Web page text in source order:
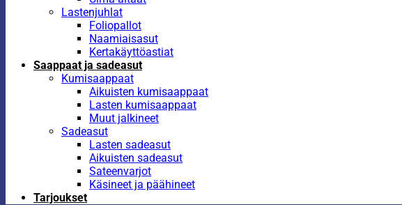
Lastenjuhlat
Foliopallot
Naamiaisasut
Kertakäyttöastiat
Saappaat ja sadeasut
Kumisaappaat
Aikuisten kumisaappaat
Lasten kumisaappaat
Muut jalkineet
Sadeasut
Lasten sadeasut
Aikuisten sadeasut
Sateenvarjot
Käsineet ja päähineet
Tarjoukset